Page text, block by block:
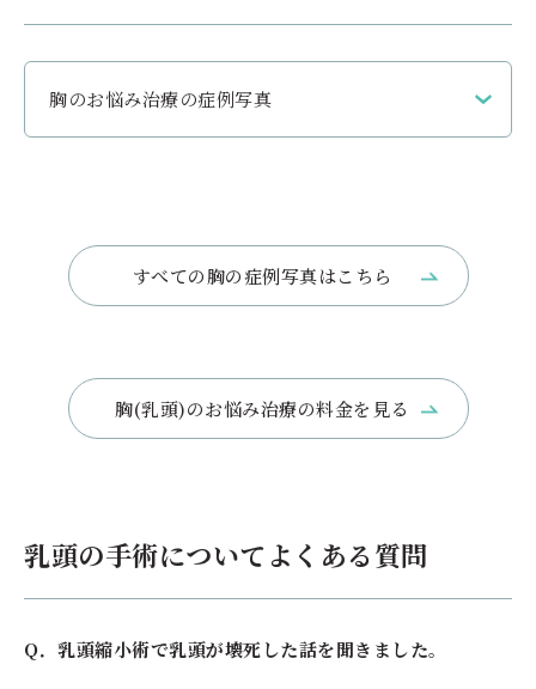
胸のお悩み治療の症例写真
乳輪に見られるモントゴメリー腺という皮脂腺が必要以上に
発達すると、乳輪がぶつぶつと膨らんで目立ってしまいます。
すべての胸の症例写真はこちら
胸(乳頭)のお悩み治療の料金を見る
乳頭の手術についてよくある質問
Q．乳頭縮小術で乳頭が壊死した話を聞きました。